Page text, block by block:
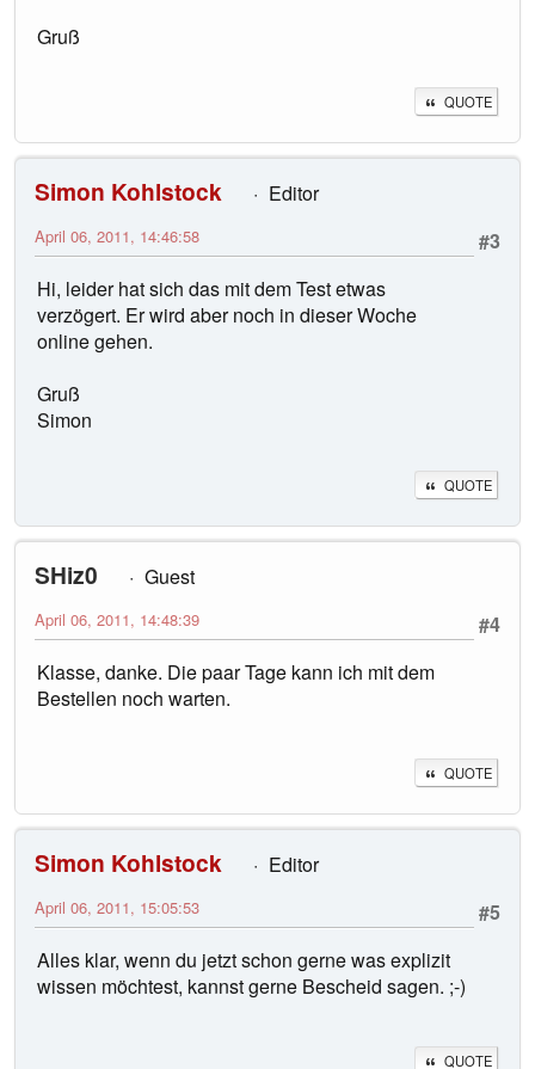
Gruß
QUOTE
Simon Kohlstock
Editor
#3
April 06, 2011, 14:46:58
Hi, leider hat sich das mit dem Test etwas
verzögert. Er wird aber noch in dieser Woche
online gehen.
Gruß
Simon
QUOTE
SHiz0
Guest
#4
April 06, 2011, 14:48:39
Klasse, danke. Die paar Tage kann ich mit dem
Bestellen noch warten.
QUOTE
Simon Kohlstock
Editor
#5
April 06, 2011, 15:05:53
Alles klar, wenn du jetzt schon gerne was explizit
wissen möchtest, kannst gerne Bescheid sagen. ;-)
QUOTE